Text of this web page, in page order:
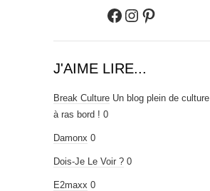
Facebook
Instagram
Pinterest
J'AIME LIRE...
Break Culture Un blog plein de culture
à ras bord ! 0
Damonx 0
Dois-Je Le Voir ? 0
E2maxx 0